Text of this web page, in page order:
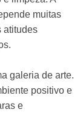
muitas
atitudes
galeria de arte.
positivo e
e